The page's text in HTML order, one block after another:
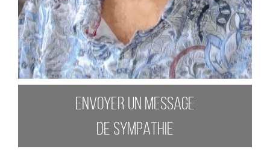
ENVOYER UN MESSAGE
DE SYMPATHIE